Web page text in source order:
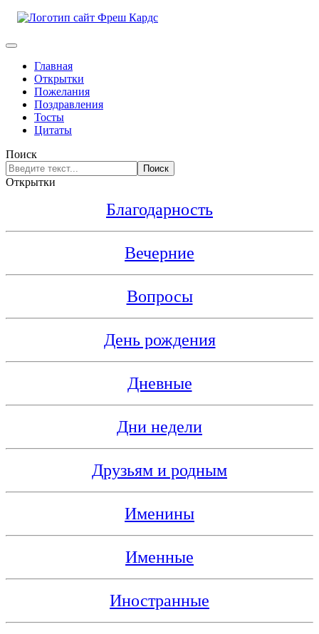
Главная
Открытки
Пожелания
Поздравления
Тосты
Цитаты
Поиск
Поиск
Открытки
Благодарность
Вечерние
Вопросы
День рождения
Дневные
Дни недели
Друзьям и родным
Именины
Именные
Иностранные